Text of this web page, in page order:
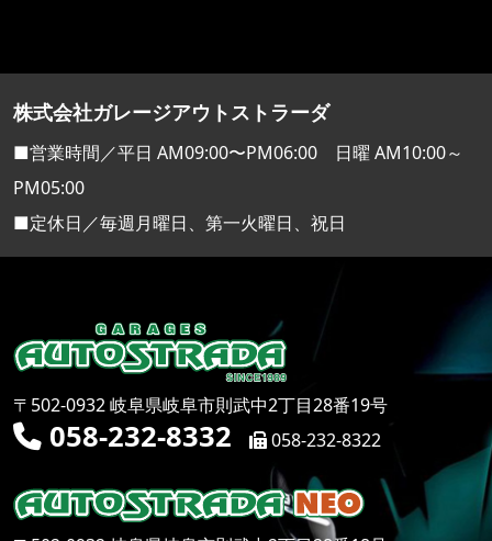
株式会社ガレージアウトストラーダ
■営業時間／平日 AM09:00〜PM06:00 日曜 AM10:00～
PM05:00
■定休日／毎週月曜日、第一火曜日、祝日
〒502-0932 岐阜県岐阜市則武中2丁目28番19号
058-232-8332 058-232-8322